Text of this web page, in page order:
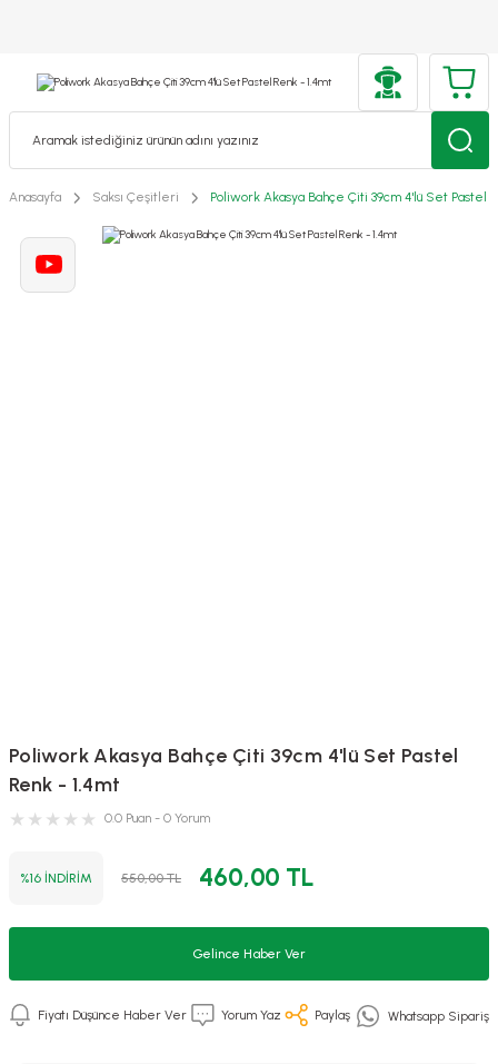
Anasayfa Saksı Çeşitleri Poliwork Akasya Bahçe Çiti 39cm 4'lü Set Pastel
Poliwork Akasya Bahçe Çiti 39cm 4'lü Set Pastel
Renk - 1.4mt
0.0 Puan - 0 Yorum
%16 İNDİRİM 550,00 TL 460,00 TL
Gelince Haber Ver
Fiyatı Düşünce Haber Ver Yorum Yaz Paylaş Whatsapp Sipariş